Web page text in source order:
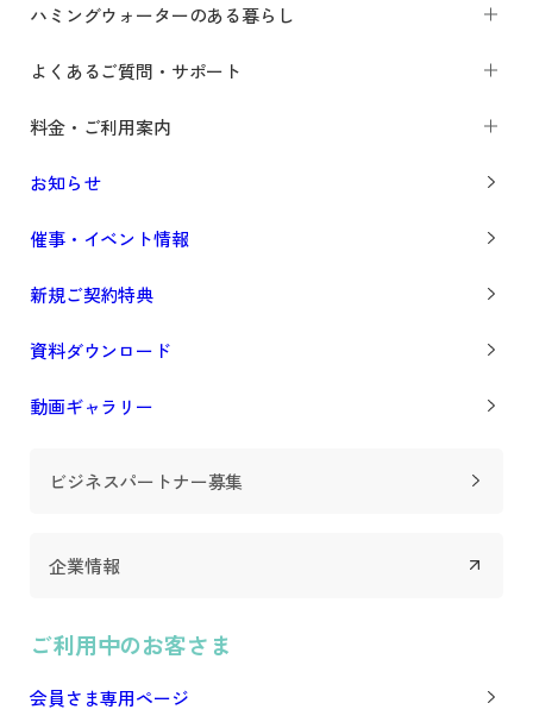
ハミングウォーターのある暮らし
よくあるご質問・サポート
料金・ご利用案内
お知らせ
催事・イベント情報
新規ご契約特典
資料ダウンロード
動画ギャラリー
ビジネスパートナー募集
企業情報
ご利用中のお客さま
会員さま専用ページ